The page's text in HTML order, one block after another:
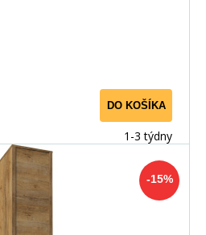
DO KOŠÍKA
1-3 týdny
-15%